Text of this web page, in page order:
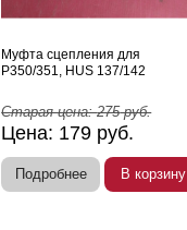
Муфта сцепления для
P350/351, HUS 137/142
Старая цена:275руб.
Цена: 179 руб.
Подробнее В корзину